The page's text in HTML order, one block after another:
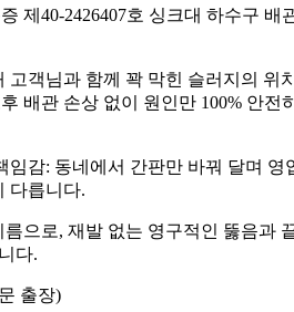
고객님과 함께 꽉 막힌 슬러지의 위
배관 손상 없이 원인만 100% 안전
임감: 동네에서 간판만 바꿔 달며 영
다릅니다.
으로, 재발 없는 영구적인 뚫음과
다.
출장)